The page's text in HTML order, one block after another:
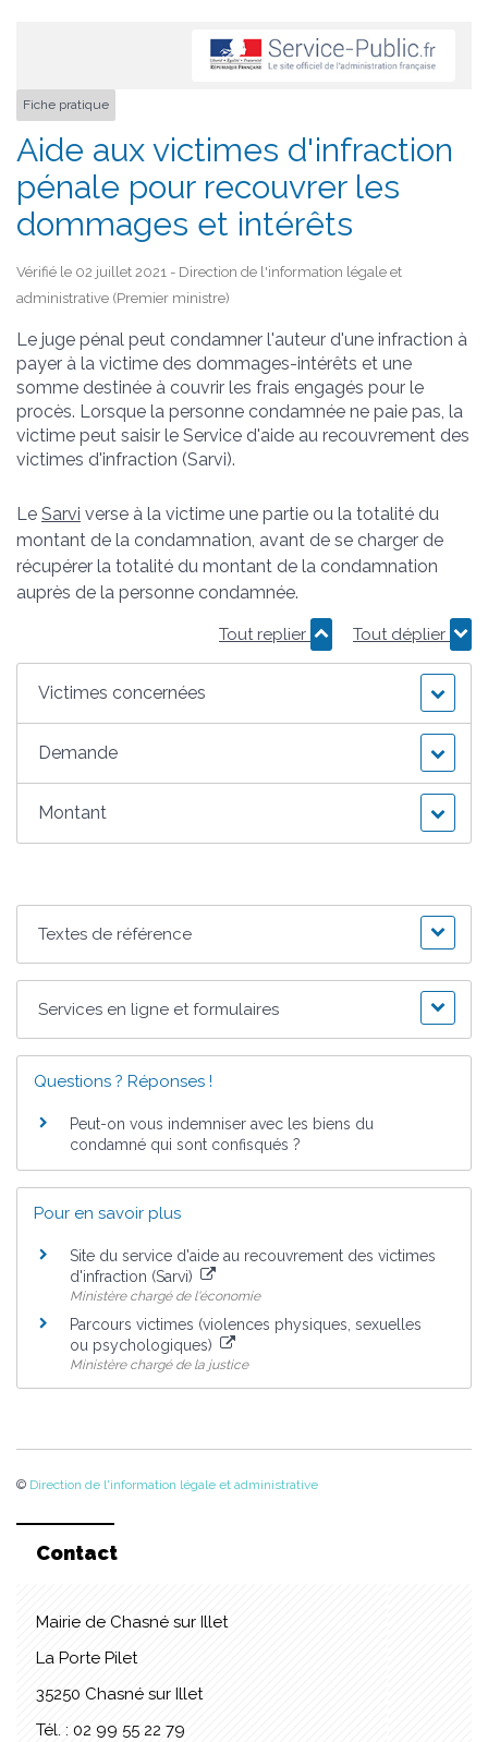
Fiche pratique
Aide aux victimes d'infraction
pénale pour recouvrer les
dommages et intérêts
Vérifié le 02 juillet 2021 - Direction de l'information légale et
administrative (Premier ministre)
Le juge pénal peut condamner l'auteur d'une infraction à
payer à la victime des dommages-intérêts et une
somme destinée à couvrir les frais engagés pour le
procès. Lorsque la personne condamnée ne paie pas, la
victime peut saisir le Service d'aide au recouvrement des
victimes d'infraction (Sarvi).
Le Sarvi verse à la victime une partie ou la totalité du
montant de la condamnation, avant de se charger de
récupérer la totalité du montant de la condamnation
auprès de la personne condamnée.
Tout replier Tout déplier
Victimes concernées
Demande
Montant
Textes de référence
Services en ligne et formulaires
Questions ? Réponses !
Peut-on vous indemniser avec les biens du
condamné qui sont confisqués ?
Pour en savoir plus
Site du service d'aide au recouvrement des victimes
d'infraction (Sarvi)
Ministère chargé de l'économie
Parcours victimes (violences physiques, sexuelles
ou psychologiques)
Ministère chargé de la justice
© Direction de l'information légale et administrative
Contact
Mairie de Chasné sur Illet
La Porte Pilet
35250 Chasné sur Illet
Tél. : 02 99 55 22 79